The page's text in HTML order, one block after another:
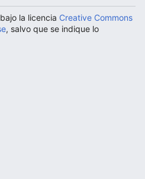
la licencia Creative Commons
, salvo que se indique lo